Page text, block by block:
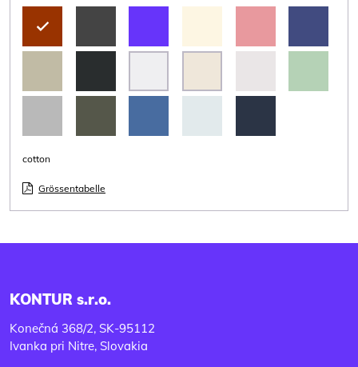
cotton
Grössentabelle
KONTUR s.r.o.
Konečná 368/2, SK-95112
Ivanka pri Nitre, Slovakia